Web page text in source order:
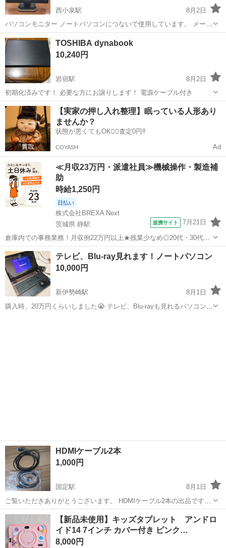
西小泉駅
8月2日
パソコンモニター ノートパソコンにつないで使用しています。 メーカ
ー:iiyama サイズ:20型(51センチ)TFTカラーパネル液晶 コネクタ
－:DVI-D&D-SUB カラー:マーベルブラック スピーカー内臓
群馬 太田市
TOSHIBA dynabook
10,240円
岩宿駅
8月2日
初期化済みです！ 必要な方にお譲りします！ 電源ケーブル付き
群馬 みどり市 岩宿駅 ノートパソコン dynabook
【実家の押し入れ整理】眠っている人形あり
ませんか？
状態が悪くてもOK🙆‍♀️査定0円‼️
COYASH Ad
≪月収23万円・派遣社員≫機械操作・製造補
助
時給1,250円
日払い
株式会社BREXA Next
茨城県 静駅
提携サイト 7月21日
倉庫内での事務業務！月収例22万円以上★残業少なめ◎20代・30代・
40代の男女活躍中！空調完備で快適作業★食堂利用可◎マイカー通勤
OK◎無料駐車場完備！《茨城県常陸大宮市》 人気の工場のお仕事 ◇
電子部品製造倉庫内の事務...
茨城 常陸大宮市 静駅 その他
テレビ、Blu-ray見れます！ノートパソコン
10,000円
新伊勢崎駅
8月1日
購入時、20万円くらいしました😭 テレビ、Blu-rayも見れるパソコンで
HDMIケーブル2本
1,000円
国定駅
8月1日
ご覧いただきありがとうございます。 HDMIケーブル2本の出品です。
1本は開封済み、未使用 もう1本はUSED品、問題なく使用できていま
した。 2本まとめての値段で、バラ売りはしません。 手渡しのみ 場
所：赤堀ゲオ駐車場
群馬 伊勢崎市 国定駅 周辺機器
【新品未使用】キッズタブレット アンドロ
イド14 7インチ カバー付き ピンク…
8,000円